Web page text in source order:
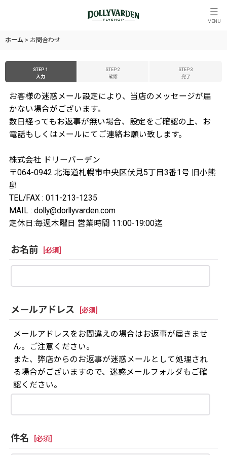
MENU
ホーム > お問合わせ
STEP 1
入力
STEP 2
確認
STEP 3
完了
お客様の迷惑メール設定により、当店のメッセージが届
かない場合がございます。
数日経ってもお返事が無い場合、設定をご確認の上、お
電話もしくはメールにてご連絡お願い致します。
株式会社 ドリーバーデン
〒064-0942 北海道札幌市中央区伏見5丁目3番1号 旧小熊
邸
TEL/FAX : 011-213-1235
MAIL : dolly@dorllyvarden.com
定休日:毎週木曜日 営業時間 11:00-19:00迄
お名前 必須
メールアドレス 必須
メールアドレスをお間違えの場合はお返事が届きませ
ん。ご注意ください。
また、弊店からのお返事が迷惑メールとして処理され
る場合がございますので、迷惑メールフォルダもご確
認ください。
件名 必須